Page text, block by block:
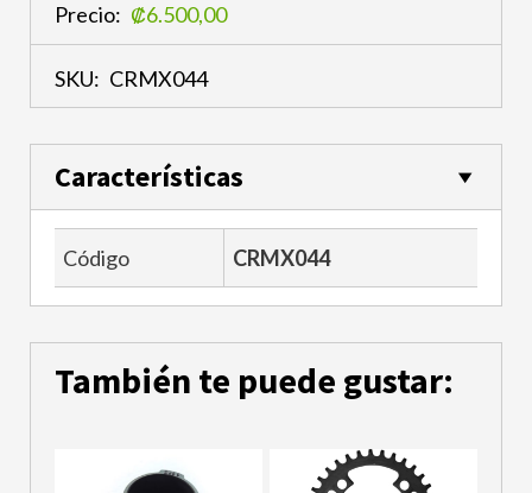
Precio: ₡6.500,00
SKU: CRMX044
Características
Código CRMX044
También te puede gustar: